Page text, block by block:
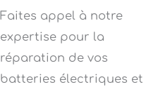
Faites appel à notre
expertise pour la
réparation de vos
batteries électriques et